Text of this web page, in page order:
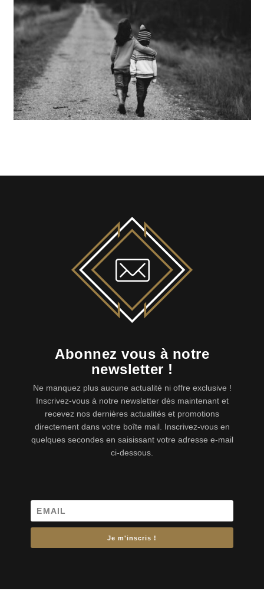
Abonnez vous à notre
newsletter !
Ne manquez plus aucune actualité ni offre exclusive !
Inscrivez-vous à notre newsletter dès maintenant et
recevez nos dernières actualités et promotions
directement dans votre boîte mail. Inscrivez-vous en
quelques secondes en saisissant votre adresse e-mail
ci-dessous.
Je m'inscris !